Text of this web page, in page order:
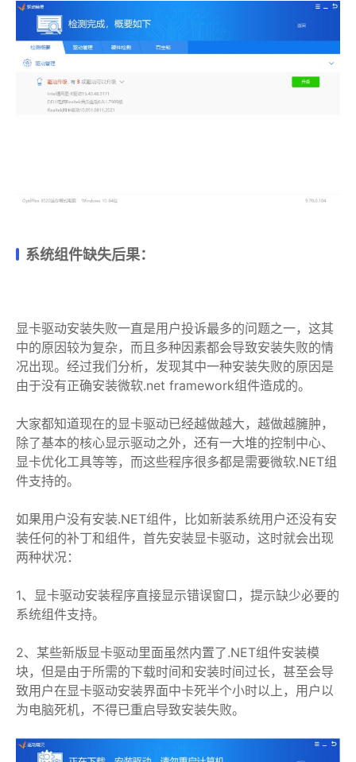
系统组件缺失后果：
显卡驱动安装失败一直是用户投诉最多的问题之一，这其
中的原因较为复杂，而且多种因素都会导致安装失败的情
况出现。经过我们分析，发现其中一种安装失败的原因是
由于没有正确安装微软.net framework组件造成的。
大家都知道现在的显卡驱动已经越做越大，越做越臃肿，
除了基本的核心显示驱动之外，还有一大堆的控制中心、
显卡优化工具等等，而这些程序很多都是需要微软.NET组
件支持的。
如果用户没有安装.NET组件，比如新装系统用户还没有安
装任何的补丁和组件，首先安装显卡驱动，这时就会出现
两种状况：
1、显卡驱动安装程序直接显示错误窗口，提示缺少必要的
系统组件支持。
2、某些新版显卡驱动里面虽然内置了.NET组件安装模
块，但是由于所需的下载时间和安装时间过长，甚至会导
致用户在显卡驱动安装界面中卡死半个小时以上，用户以
为电脑死机，不得已重启导致安装失败。